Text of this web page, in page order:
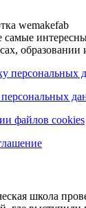
wemakefab
самые
образовании
персональных
файлов cookies
школа